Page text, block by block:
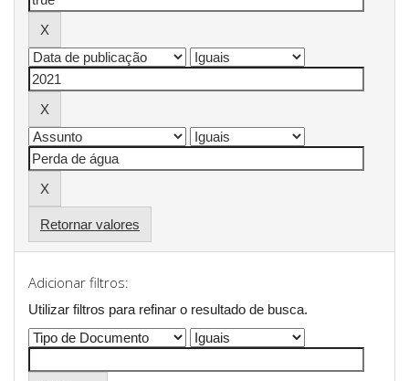
Retornar valores
Adicionar filtros:
Utilizar filtros para refinar o resultado de busca.